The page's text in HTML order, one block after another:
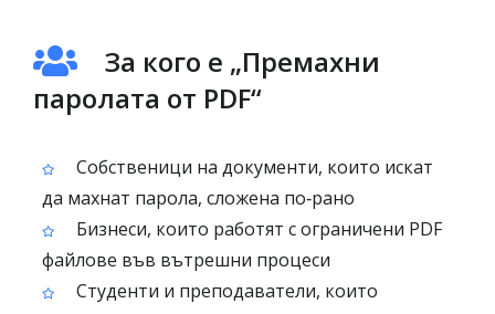
За кого е „Премахни
паролата от PDF“
Собственици на документи, които искат
да махнат парола, сложена по‑рано
Бизнеси, които работят с ограничени PDF
файлове във вътрешни процеси
Студенти и преподаватели, които